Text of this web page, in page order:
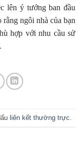
lên ý tưởng ban đầu
ngôi nhà của bạn
hợp với nhu cầu sử
liên kết thường trực